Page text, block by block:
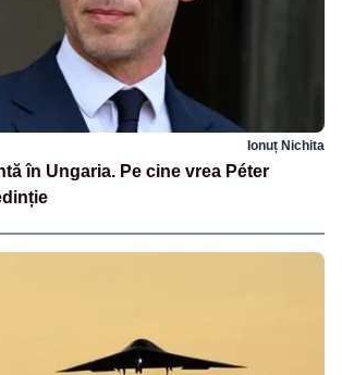
Ionuț Nichita
în Ungaria. Pe cine vrea Péter